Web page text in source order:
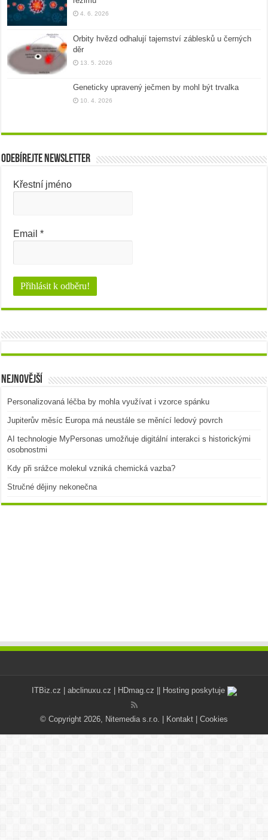
4. 6. 2026
Orbity hvězd odhalují tajemství záblesků u černých
děr
13. 5. 2026
Geneticky upravený ječmen by mohl být trvalka
10. 4. 2026
Odebírejte newsletter
Křestní jméno
Email*
Nejnovější
Personalizovaná léčba by mohla využívat i vzorce spánku
Jupiterův měsíc Europa má neustále se měnící ledový povrch
AI technologie MyPersonas umožňuje digitální interakci s historickými
osobnostmi
Kdy při srážce molekul vzniká chemická vazba?
Stručné dějiny nekonečna
ITBiz.cz abclinuxu.cz HDmag.cz || Hosting poskytuje
© Copyright 2026, Nitemedia s.r.o. | Kontakt Cookies